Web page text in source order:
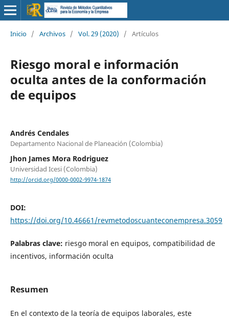
Inicio / Archivos / Vol. 29 (2020) / Artículos
Riesgo moral e información
oculta antes de la conformación
de equipos
Andrés Cendales
Departamento Nacional de Planeación (Colombia)
Jhon James Mora Rodriguez
Universidad Icesi (Colombia)
http://orcid.org/0000-0002-9974-1874
DOI:
https://doi.org/10.46661/revmetodoscuanteconempresa.3059
Palabras clave: riesgo moral en equipos, compatibilidad de
incentivos, información oculta
Resumen
En el contexto de la teoría de equipos laborales, este